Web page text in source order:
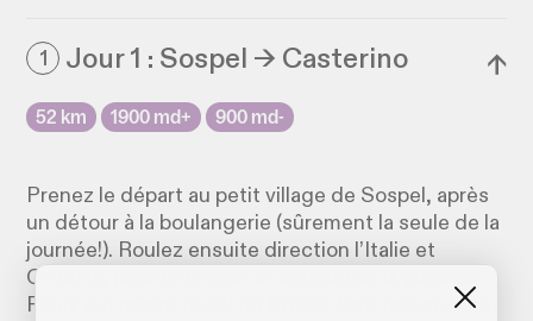
1 Jour 1 : Sospel → Casterino ↓
52 km 1900 md+ 900 md-
Prenez le départ au petit village de Sospel, après
un détour à la boulangerie (sûrement la seule de la
journée!). Roulez ensuite direction l’Italie et
Olivetta, pour bifurquer et emprunter la piste de
Paula qui rejoint le col de Brouis. Une fois en haut,